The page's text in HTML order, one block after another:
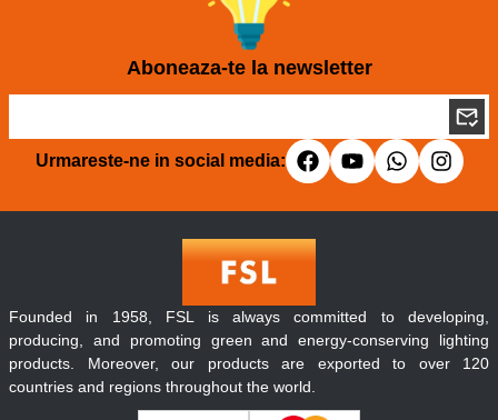
Aboneaza-te la newsletter
Urmareste-ne in social media:
Founded in 1958, FSL is always committed to developing,
producing, and promoting green and energy-conserving lighting
products. Moreover, our products are exported to over 120
countries and regions throughout the world.